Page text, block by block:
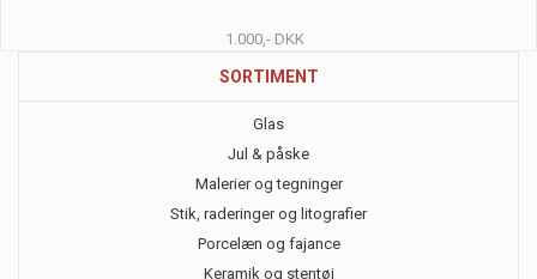
1.000,- DKK
SORTIMENT
Glas
Jul & påske
Malerier og tegninger
Stik, raderinger og litografier
Porcelæn og fajance
Keramik og stentøj